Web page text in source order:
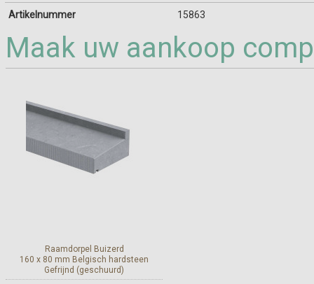
Artikelnummer 15863
Maak uw aankoop
Raamdorpel Buizerd
160 x 80 mm Belgisch hardsteen
Gefrijnd (geschuurd)